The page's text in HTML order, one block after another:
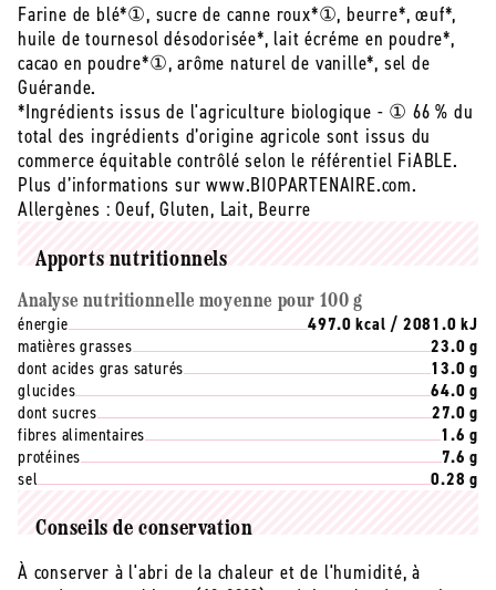
Farine de blé*①, sucre de canne roux*①, beurre*, œuf*,
huile de tournesol désodorisée*, lait écréme en poudre*,
cacao en poudre*①, arôme naturel de vanille*, sel de
Guérande.
*Ingrédients issus de l'agriculture biologique - ① 66 % du
total des ingrédients d’origine agricole sont issus du
commerce équitable contrôlé selon le référentiel FiABLE.
Plus d’informations sur www.BIOPARTENAIRE.com.
Allergènes : Oeuf, Gluten, Lait, Beurre
Apports nutritionnels
Analyse nutritionnelle moyenne pour 100 g
énergie
497.0 kcal / 2081.0 kJ
matières grasses
23.0 g
dont acides gras saturés
13.0 g
glucides
64.0 g
dont sucres
27.0 g
fibres alimentaires
1.6 g
protéines
7.6 g
sel
0.28 g
Conseils de conservation
À conserver à l'abri de la chaleur et de l'humidité, à